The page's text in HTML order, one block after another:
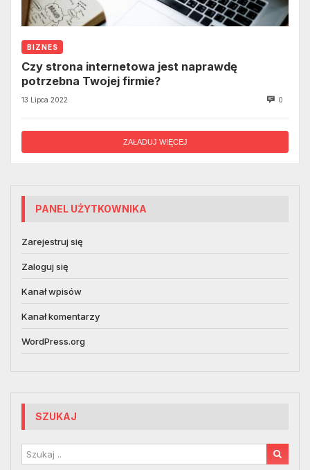
BIZNES
Czy strona internetowa jest naprawdę
potrzebna Twojej firmie?
13 Lipca 2022 0
ZAŁADUJ WIĘCEJ
PANEL UŻYTKOWNIKA
Zarejestruj się
Zaloguj się
Kanał wpisów
Kanał komentarzy
WordPress.org
SZUKAJ